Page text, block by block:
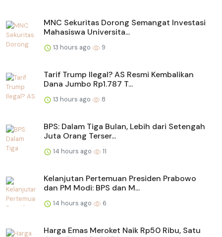
MNC Sekuritas Dorong Semangat Investasi
Mahasiswa Universita...
13 hours ago 9
Tarif Trump Ilegal? AS Resmi Kembalikan
Dana Jumbo Rp1.787 T...
13 hours ago 8
BPS: Dalam Tiga Bulan, Lebih dari Setengah
Juta Orang Terser...
14 hours ago 11
Kelanjutan Pertemuan Presiden Prabowo
dan PM Modi: BPS dan M...
14 hours ago 6
Harga Emas Meroket Naik Rp50 Ribu, Satu